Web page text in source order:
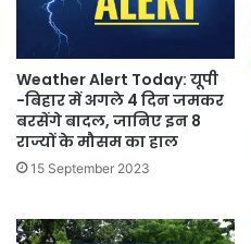
Weather Alert Today: यूपी
-बिहार में अगले 4 दिन जमकर
बरसेंगे बादल, जानिए इन 8
राज्यों के मौसम का हाल
15 September 2023